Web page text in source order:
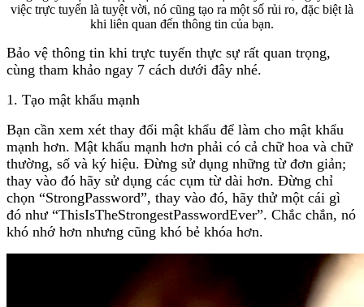
việc trực tuyến là tuyệt vời, nó cũng tạo ra một số rủi ro, đặc biệt là
khi liên quan đến thông tin của bạn.
Bảo vệ thông tin khi trực tuyến thực sự rất quan trọng,
cùng tham khảo ngay 7 cách dưới đây nhé.
1. Tạo mật khẩu mạnh
Bạn cần xem xét thay đổi mật khẩu để làm cho mật khẩu
mạnh hơn. Mật khẩu mạnh hơn phải có cả chữ hoa và chữ
thường, số và ký hiệu. Đừng sử dụng những từ đơn giản;
thay vào đó hãy sử dụng các cụm từ dài hơn. Đừng chỉ
chọn “StrongPassword”, thay vào đó, hãy thử một cái gì
đó như “ThisIsTheStrongestPasswordEver”. Chắc chắn, nó
khó nhớ hơn nhưng cũng khó bẻ khóa hơn.